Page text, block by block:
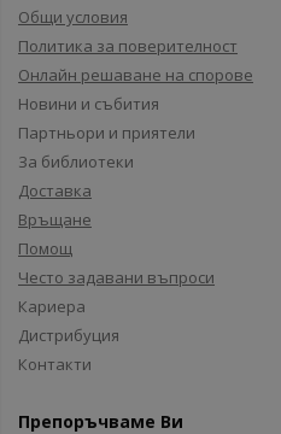
Общи условия
Политика за поверителност
Онлайн решаване на спорове
Новини и събития
Партньори и приятели
За библиотеки
Доставка
Връщане
Помощ
Често задавани въпроси
Кариера
Дистрибуция
Контакти
Препоръчваме Ви